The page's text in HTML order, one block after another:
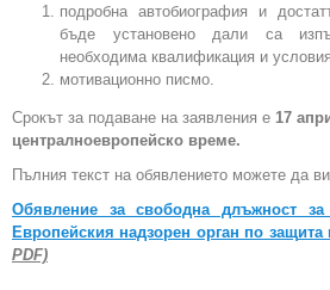
подробна автобиография и
бъде установено дали са
необходима квалификация и
мотивационно писмо.
Срокът за подаване на заявления е 17
централноевропейско време.
Пълния текст на обявлението можете да
Обявление за свободна длъжност за
Европейския надзорен орган по защита
PDF)